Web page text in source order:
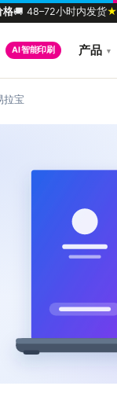
格🚚 48–72小时内发货★
AI 智能印刷 产品 ▾
拉宝